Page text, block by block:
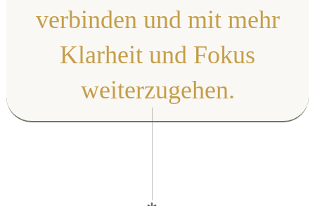
verbinden und mit mehr
Klarheit und Fokus
weiterzugehen.